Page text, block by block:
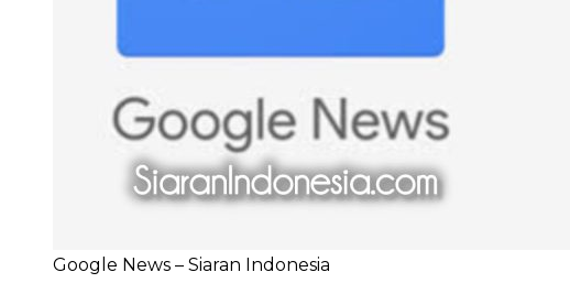
Google News – Siaran Indonesia